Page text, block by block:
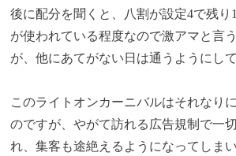
後に配分を聞くと、八割が設定4で残り
が使われている程度なので激アマと言
が、他にあてがない日は通うようにし
このライトオンカーニバルはそれなり
のですが、やがて訪れる広告規制で一
れ、集客も途絶えるようになってしま